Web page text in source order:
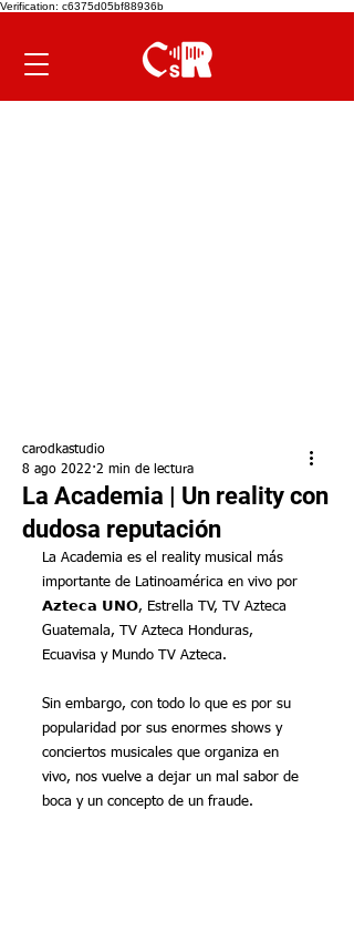
Verification: c6375d05bf88936b
La Academia | Un reality con
dudosa reputación
carodkastudio
8 ago 2022 2 min de lectura
La Academia es el reality musical más
importante de Latinoamérica en vivo por
𝗔𝘇𝘁𝗲𝗰𝗮 𝗨𝗡𝗢, Estrella TV, TV Azteca
Guatemala, TV Azteca Honduras,
Ecuavisa y Mundo TV Azteca.
Sin embargo, con todo lo que es por su
popularidad por sus enormes shows y
conciertos musicales que organiza en
vivo, nos vuelve a dejar un mal sabor de
boca y un concepto de un fraude.